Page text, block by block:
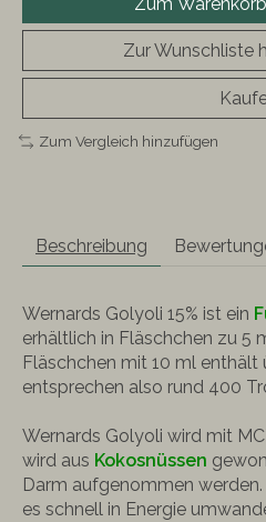
Zum
Zur Wunschliste
Zum Vergleich hinzufügen
Beschreibung
Wernards Golyoli 15% ist ein
erhältlich in Fläschchen zu 5
Fläschchen mit 10 ml
entsprechen also rund 400
Wernards Golyoli wird mit
wird aus Kokosnüssen
Darm aufgenommen
es schnell in Energie